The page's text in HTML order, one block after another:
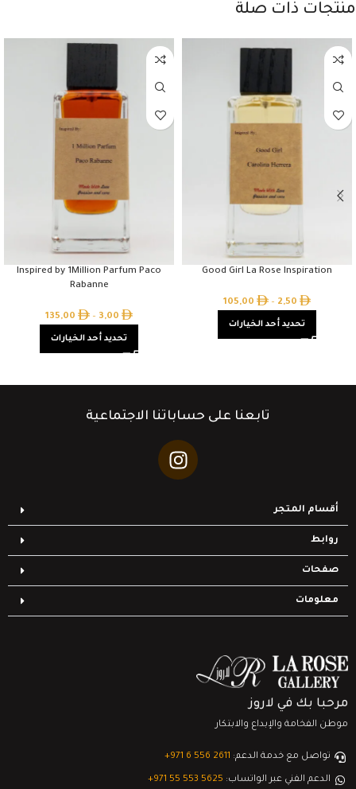
منتجات ذات صلة
Good Girl La Rose Inspiration
2,50
–
105,00
تحديد أحد الخيارات
Inspired by 1Million Parfum Paco
Rabanne
3,00
–
135,00
تحديد أحد الخيارات
تابعنا على حساباتنا الاجتماعية
أقسام المتجر
روابط
صفحات
معلومات
مرحبا بك في لاروز
موطن الفخامة والإبداع والابتكار
تواصل مع خدمة الدعم: ‎+971 6 556 2611
الدعم الفني عبر الواتساب: ‎+971 55 553 5625